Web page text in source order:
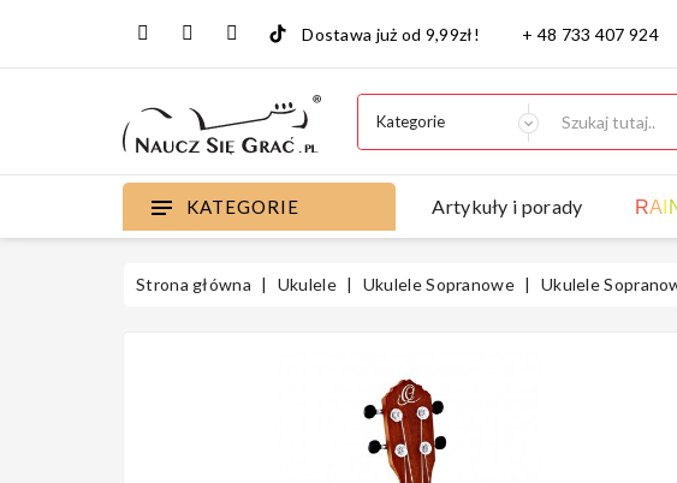
Dostawa już od 9,99zł! + 48 733 407 924
KATEGORIE Artykuły i porady RA
Strona główna Ukulele Ukulele Sopranowe Ukulele